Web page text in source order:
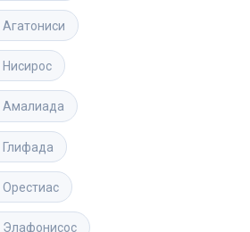
Агатониси
Нисирос
Амалиада
Глифада
Орестиас
Элафонисос